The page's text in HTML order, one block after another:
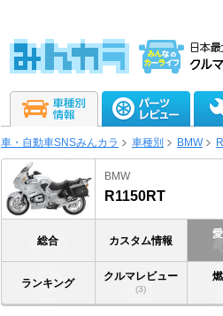
車・自動車SNSみんカラ 車種別 BMW
BMW
R1150RT
総合 カスタム情報
ランキング
クルマレビュー
(3)